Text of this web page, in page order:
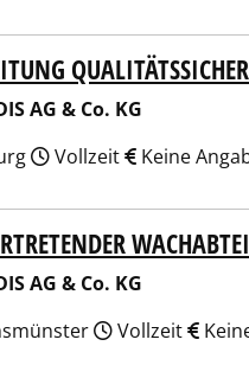
AG & Co. KG
Vollzeit Keine
AG & Co. KG
Vollzeit